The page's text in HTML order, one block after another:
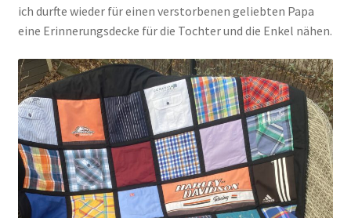
Impressum
Mein Konto
Shop
Versandarten
ich durfte wieder für einen verstorbenen geliebten Papa
eine Erinnerungsdecke für die Tochter und die Enkel nähen.